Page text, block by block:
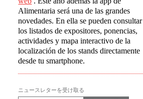
Alimentaria será una de las grandes
novedades. En ella se pueden consultar
los listados de expositores, ponencias,
actividades y mapa interactivo de la
localización de los stands directamente
desde tu smartphone.
ニュースレターを受け取る